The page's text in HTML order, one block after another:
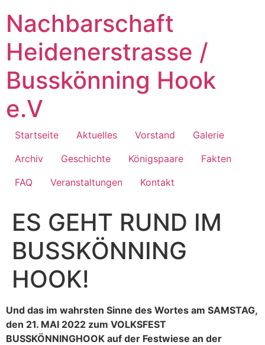
Inhalt
springen
Nachbarschaft
Heidenerstrasse /
Busskönning Hook
e.V
Startseite Aktuelles Vorstand
Galerie
Archiv
Geschichte Königspaare
Fakten
FAQ
Veranstaltungen Kontakt
ES GEHT RUND IM
BUSSKÖNNING
HOOK!
Und das im wahrsten Sinne des Wortes am SAMSTAG,
den 21. MAI 2022 zum VOLKSFEST
BUSSKÖNNINGHOOK auf der Festwiese an der